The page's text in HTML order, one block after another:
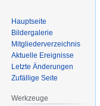
Hauptseite
Bildergalerie
Mitgliederverzeichnis
Aktuelle Ereignisse
Letzte Änderungen
Zufällige Seite
Werkzeuge